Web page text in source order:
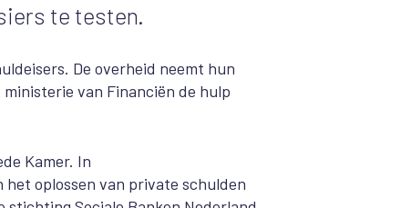
te testen.
De overheid neemt hun
van Financiën de hulp
Kamer. In
het oplossen van private schulden